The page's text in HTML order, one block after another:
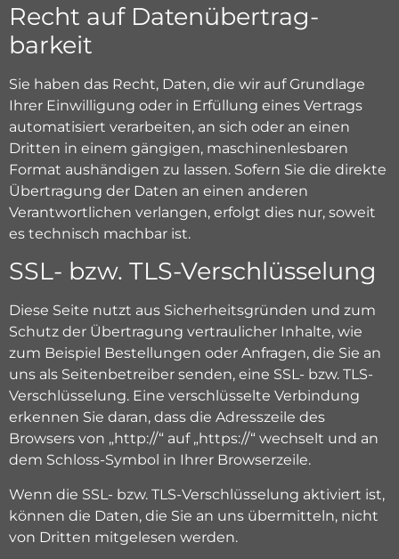
Recht auf Daten­übertrag­
barkeit
Sie haben das Recht, Daten, die wir auf Grundlage
Ihrer Einwilligung oder in Erfüllung eines Vertrags
automatisiert verarbeiten, an sich oder an einen
Dritten in einem gängigen, maschinenlesbaren
Format aushändigen zu lassen. Sofern Sie die direkte
Übertragung der Daten an einen anderen
Verantwortlichen verlangen, erfolgt dies nur, soweit
es technisch machbar ist.
SSL- bzw. TLS-Verschlüsselung
Diese Seite nutzt aus Sicherheitsgründen und zum
Schutz der Übertragung vertraulicher Inhalte, wie
zum Beispiel Bestellungen oder Anfragen, die Sie an
uns als Seitenbetreiber senden, eine SSL- bzw. TLS-
Verschlüsselung. Eine verschlüsselte Verbindung
erkennen Sie daran, dass die Adresszeile des
Browsers von „http://“ auf „https://“ wechselt und an
dem Schloss-Symbol in Ihrer Browserzeile.
Wenn die SSL- bzw. TLS-Verschlüsselung aktiviert ist,
können die Daten, die Sie an uns übermitteln, nicht
von Dritten mitgelesen werden.